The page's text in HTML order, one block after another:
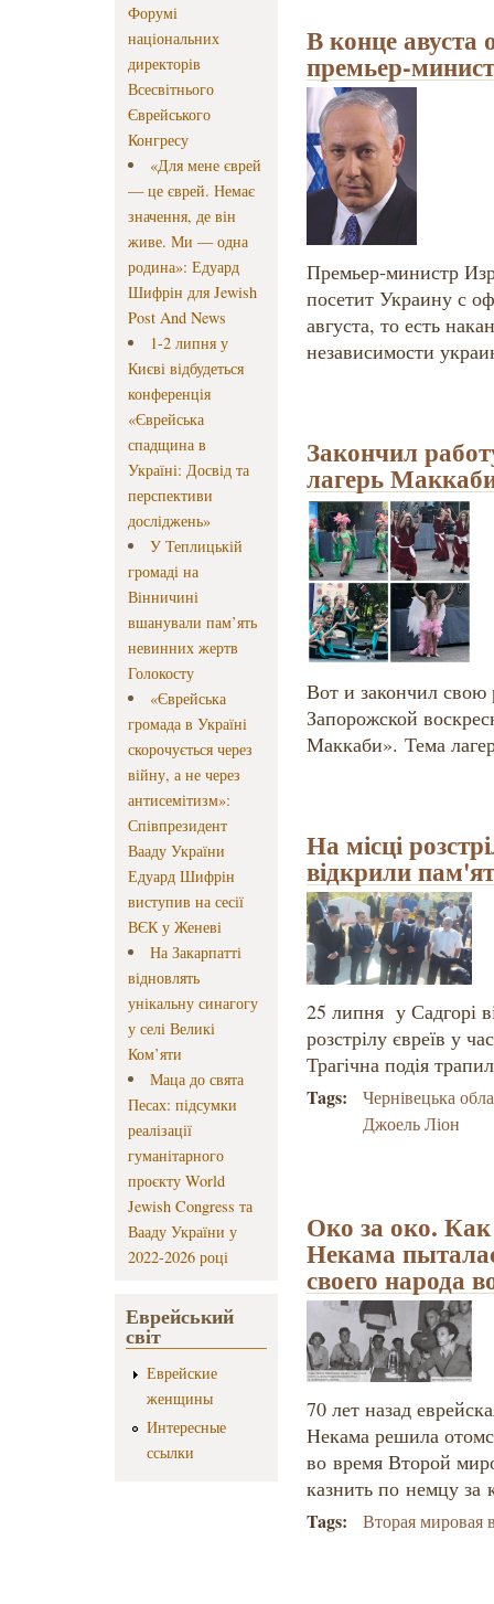
Форумі
національних
директорів
Всесвітнього
Єврейського
Конгресу
«Для мене єврей
— це єврей. Немає
значення, де він
живе. Ми — одна
родина»: Едуард
Шифрін для Jewish
Post And News
1-2 липня у
Києві відбудеться
конференція
«Єврейська
спадщина в
Україні: Досвід та
перспективи
досліджень»
У Теплицькій
громаді на
Вінничині
вшанували пам’ять
невинних жертв
Голокосту
«Єврейська
громада в Україні
скорочується через
війну, а не через
антисемітизм»:
Співпрезидент
Вааду України
Едуард Шифрін
виступив на сесії
ВЄК у Женеві
На Закарпатті
відновлять
унікальну синагогу
у селі Великі
Ком’яти
Маца до свята
Песах: підсумки
реалізації
гуманітарного
проєкту World
Jewish Congress та
Вааду України у
2022-2026 році
Еврейський
світ
Еврейские
женщины
Интересные
ссылки
В конце авуста
премьер-
Премьер-министр
посетит Украину с
августа, то есть
независимости
Закончил
лагерь
Вот и закончил свою
Запорожской
Маккаби». Тема
На місці
відкрили
25 липня у Садгорі
розстрілу євреїв у
Трагічна подія
Tags:
Чернівецька
Джоель Ліон
Око за око. Как
Некама
своего народа
70 лет назад
Некама решила
во время Второй
казнить по немцу за
Tags: Вторая мировая